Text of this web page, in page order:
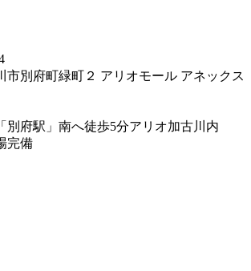
市別府町緑町２ アリオモール アネックス
別府駅」南へ徒歩5分アリオ加古川内
完備